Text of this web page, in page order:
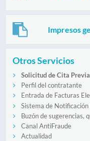
Impresos
Otros Servicios
Solicitud de Cita Previa
Perfil del contratante
Entrada de Facturas
Sistema de
Buzón de sugerencias,
Canal AntiFraude
Actualidad